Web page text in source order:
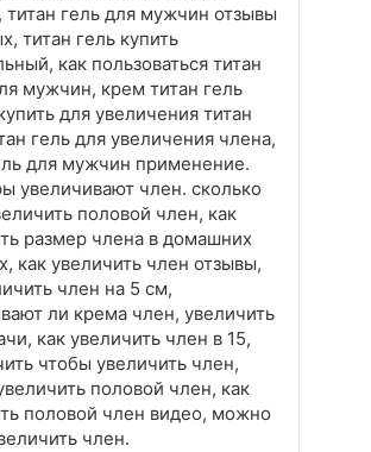
гель для мужчин отзывы
титан гель купить
как пользоваться титан
мужчин, крем титан гель
для увеличения титан
гель для увеличения члена,
для мужчин применение.
увеличивают член. сколько
половой член, как
размер члена в домашних
как увеличить член отзывы,
член на 5 см,
ли крема член, увеличить
как увеличить член в 15,
чтобы увеличить член,
половой член, как
половой член видео, можно
член.